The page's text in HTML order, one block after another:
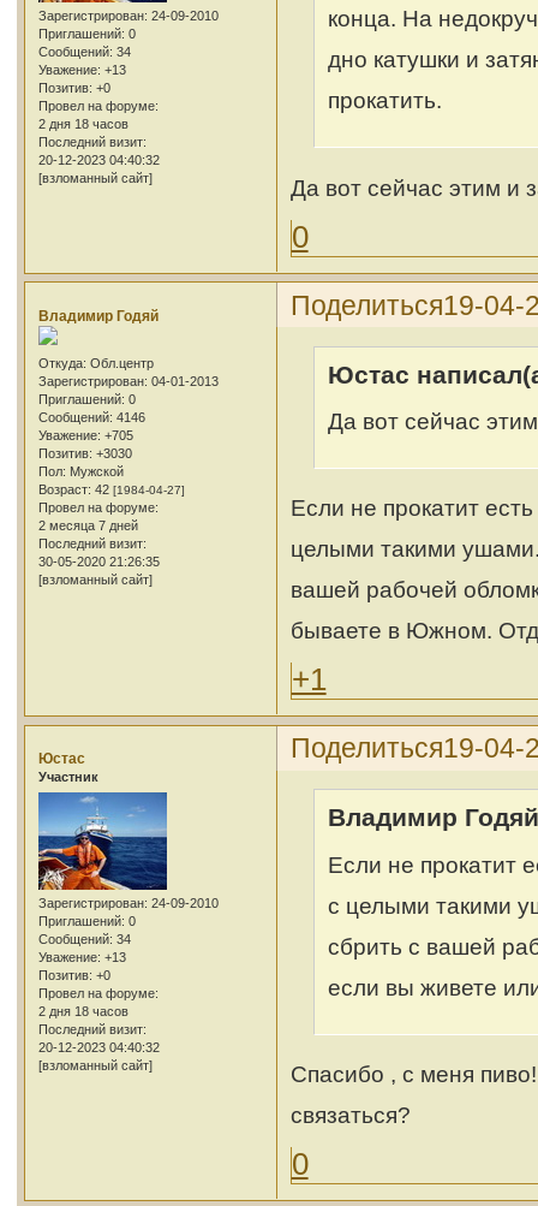
Зарегистрирован: 24-09-2010
Приглашений: 0
Сообщений: 34
Уважение: +13
Позитив: +0
Провел на форуме:
2 дня 18 часов
Последний визит:
20-12-2023 04:40:32
[взломанный сайт]
конца. На
дно катушки и
прокатить.
Да вот сейчас этим и
0
Поделиться19-04-
Владимир Годяй
Откуда: Обл.центр
Зарегистрирован: 04-01-2013
Приглашений: 0
Сообщений: 4146
Уважение: +705
Позитив: +3030
Пол: Мужской
Возраст: 42 [1984-04-27]
Провел на форуме:
2 месяца 7 дней
Последний визит:
30-05-2020 21:26:35
[взломанный сайт]
Юстас
Да вот сейчас
Если не прокатит
целыми такими
вашей рабочей
бываете в Южном.
+1
Поделиться19-04-
Юстас
Участник
Зарегистрирован: 24-09-2010
Приглашений: 0
Сообщений: 34
Уважение: +13
Позитив: +0
Провел на форуме:
2 дня 18 часов
Последний визит:
20-12-2023 04:40:32
[взломанный сайт]
Владимир
Если не прокатит
с целыми такими
сбрить с вашей
если вы живете
Спасибо , с меня
связаться?
0